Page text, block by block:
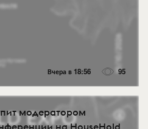
Вчера в 18:56 95
модератором